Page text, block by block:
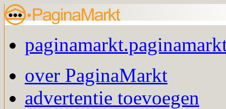
over PaginaMarkt
advertentie toevoegen